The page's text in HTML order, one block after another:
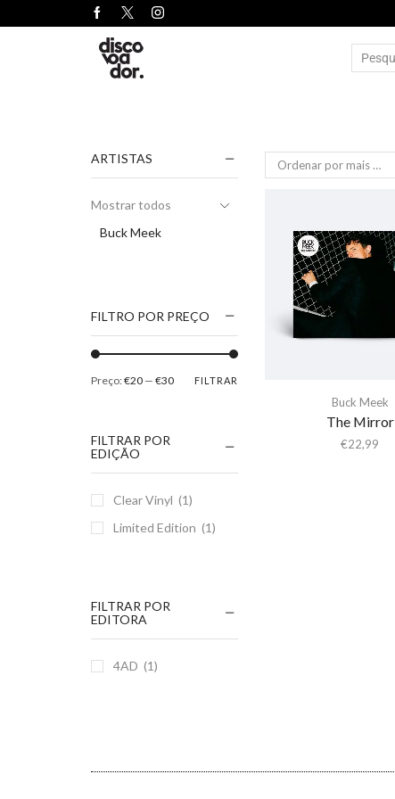
Buck Meek
The Mirror
€22,99
ARTISTAS
Mostrar todos
Buck Meek
FILTRO POR PREÇO
FILTRAR
Preço:€20 — €30
FILTRAR POR
EDIÇÃO
Clear Vinyl (1)
Limited Edition (1)
FILTRAR POR
EDITORA
4AD (1)